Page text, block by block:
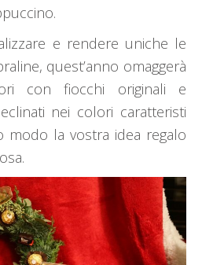
e rendere uniche le
quest’anno omaggerà
con fiocchi originali e
nei colori caratteristi
modo la vostra idea regalo